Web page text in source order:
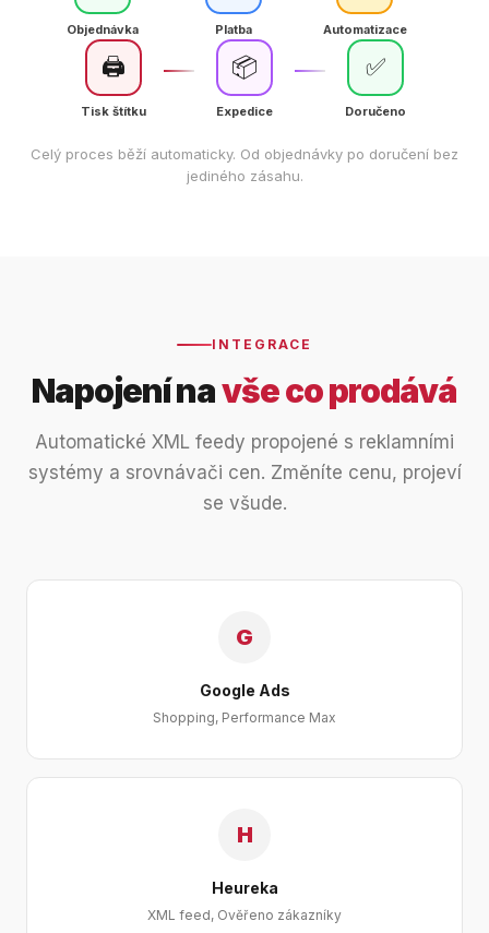
Objednávka Platba Automatizace
🖨
Tisk štítku
📦
Expedice
✅
Doručeno
Celý proces běží automaticky. Od objednávky po doručení bez
jediného zásahu.
INTEGRACE
Napojení navše co prodává
Automatické XML feedy propojené s reklamními
systémy a srovnávači cen. Změníte cenu, projeví
se všude.
G
Google Ads
Shopping, Performance Max
H
Heureka
XML feed, Ověřeno zákazníky